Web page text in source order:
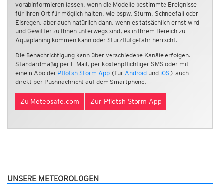
vorabinformieren lassen, wenn die Modelle bestimmte Ereignisse
für ihren Ort für möglich halten, wie bspw. Sturm, Schneefall oder
Eisregen, aber auch natürlich dann, wenn es tatsächlich ernst wird
und Gewitter zu Ihnen unterwegs sind, es in Ihrem Bereich zu
Aquaplaning kommen kann oder Sturzflutgefahr herrscht.
Die Benachrichtigung kann über verschiedene Kanäle erfolgen.
Standardmäßig per E-Mail, per kostenpflichtiger SMS oder mit
einem Abo der Pflotsh Storm App (für Android und iOS ) auch
direkt per Pushnachricht auf dem Smartphone.
Zu Meteosafe.com Zur Pflotsh Storm App
UNSERE METEOROLOGEN